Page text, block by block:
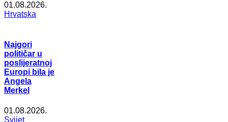
01.08.2026.
Hrvatska
Najgori
političar u
poslijeratnoj
Europi bila je
Angela
Merkel
01.08.2026.
Svijet